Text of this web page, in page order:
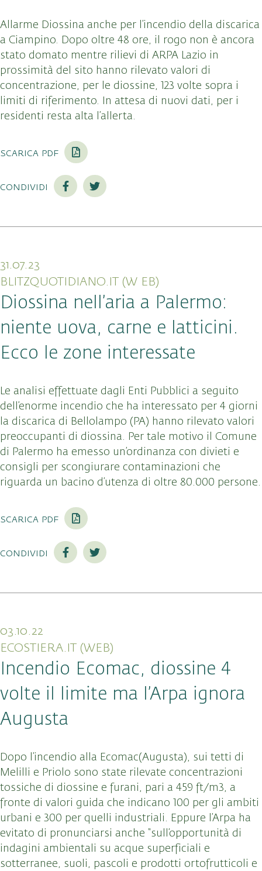
Allarme Diossina anche per l’incendio della discarica
a Ciampino. Dopo oltre 48 ore, il rogo non è ancora
stato domato mentre rilievi di ARPA Lazio in
prossimità del sito hanno rilevato valori di
concentrazione, per le diossine, 123 volte sopra i
limiti di riferimento. In attesa di nuovi dati, per i
residenti resta alta l’allerta.
scarica pdf
condividi
31.07.23
BLITZQUOTIDIANO.IT (W EB)
Diossina nell’aria a Palermo:
niente uova, carne e latticini.
Ecco le zone interessate
Le analisi effettuate dagli Enti Pubblici a seguito
dell’enorme incendio che ha interessato per 4 giorni
la discarica di Bellolampo (PA) hanno rilevato valori
preoccupanti di diossina. Per tale motivo il Comune
di Palermo ha emesso un’ordinanza con divieti e
consigli per scongiurare contaminazioni che
riguarda un bacino d’utenza di oltre 80.000 persone.
scarica pdf
condividi
03.10.22
ECOSTIERA.IT (WEB)
Incendio Ecomac, diossine 4
volte il limite ma l’Arpa ignora
Augusta
Dopo l’incendio alla Ecomac(Augusta), sui tetti di
Melilli e Priolo sono state rilevate concentrazioni
tossiche di diossine e furani, pari a 459 ft/m3, a
fronte di valori guida che indicano 100 per gli ambiti
urbani e 300 per quelli industriali. Eppure l’Arpa ha
evitato di pronunciarsi anche “sull’opportunità di
indagini ambientali su acque superficiali e
sotterranee, suoli, pascoli e prodotti ortofrutticoli e